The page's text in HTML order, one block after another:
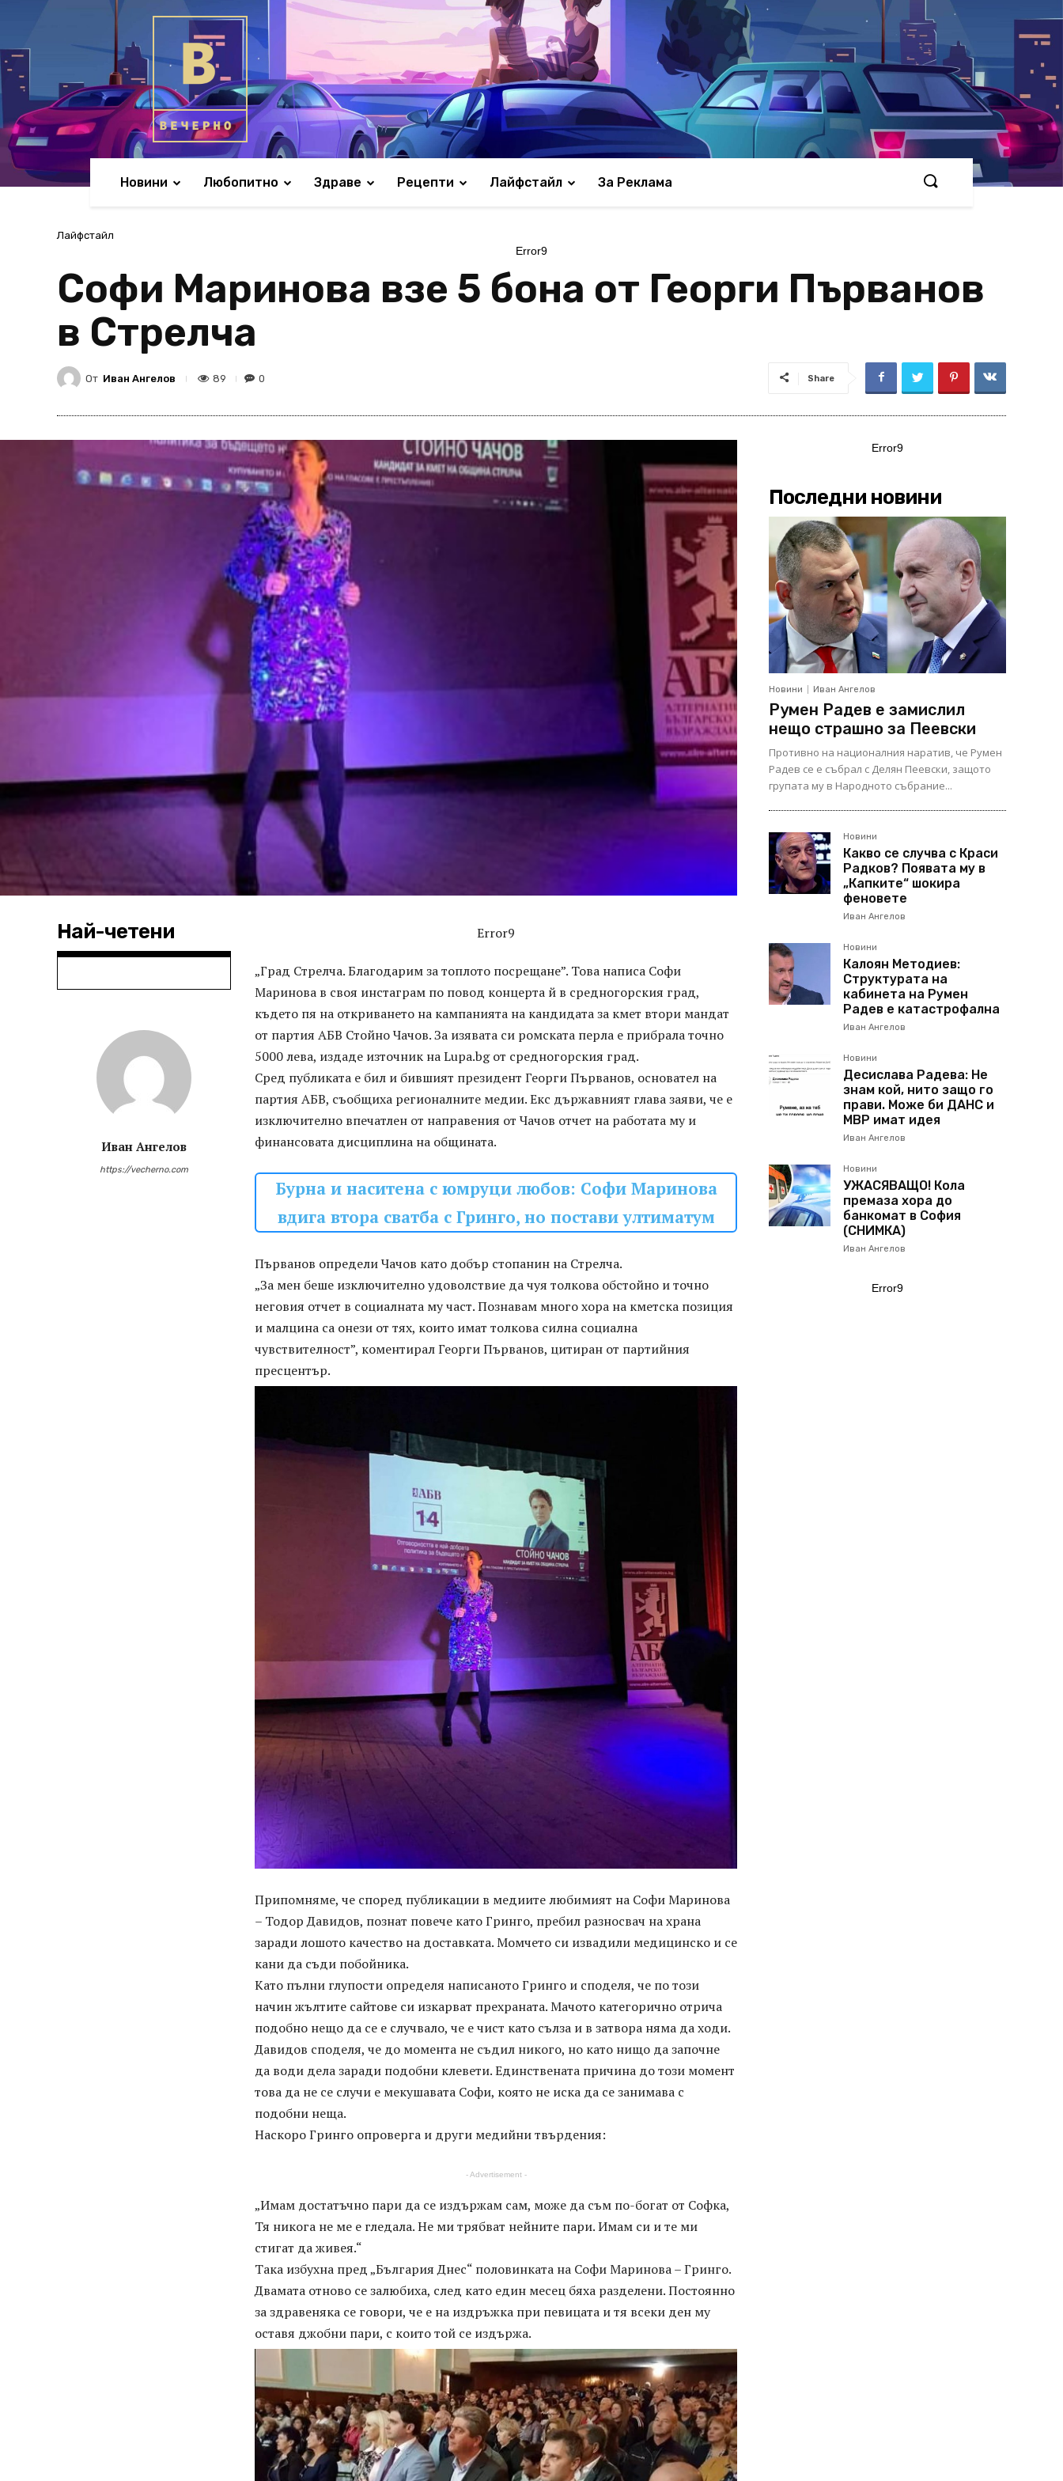
Новини Любопитно Здраве Рецепти Лайфстайл За Реклама
Лайфстайл
Error9
Софи Маринова взе 5 бона от Георги Първанов
в Стрелча
От Иван Ангелов 89 0 Share
Най-четени
Иван Ангелов
https://vecherno.com
Error9
„Град Стрелча. Благодарим за топлото посрещане”. Това написа Софи
Маринова в своя инстаграм по повод концерта й в средногорския град,
където пя на откриването на кампанията на кандидата за кмет втори мандат
от партия АБВ Стойно Чачов. За изявата си ромската перла е прибрала точно
5000 лева, издаде източник на Lupa.bg от средногорския град.
Сред публиката е бил и бившият президент Георги Първанов, основател на
партия АБВ, съобщиха регионалните медии. Екс държавният глава заяви, че е
изключително впечатлен от направения от Чачов отчет на работата му и
финансовата дисциплина на общината.
Бурна и наситена с юмруци любов: Софи Маринова
вдига втора сватба с Гринго, но постави ултиматум
Първанов определи Чачов като добър стопанин на Стрелча.
„За мен беше изключително удоволствие да чуя толкова обстойно и точно
неговия отчет в социалната му част. Познавам много хора на кметска позиция
и малцина са онези от тях, които имат толкова силна социална
чувствителност”, коментирал Георги Първанов, цитиран от партийния
пресцентър.
Припомняме, че според публикации в медиите любимият на Софи Маринова
– Тодор Давидов, познат повече като Гринго, пребил разносвач на храна
заради лошото качество на доставката. Момчето си извадили медицинско и се
кани да съди побойника.
Като пълни глупости определя написаното Гринго и споделя, че по този
начин жълтите сайтове си изкарват прехраната. Мачото категорично отрича
подобно нещо да се е случвало, че е чист като сълза и в затвора няма да ходи.
Давидов споделя, че до момента не съдил никого, но като нищо да започне
да води дела заради подобни клевети. Единствената причина до този момент
това да не се случи е мекушавата Софи, която не иска да се занимава с
подобни неща.
Наскоро Гринго опроверга и други медийни твърдения:
- Advertisement -
„Имам достатъчно пари да се издържам сам, може да съм по-богат от Софка,
Тя никога не ме е гледала. Не ми трябват нейните пари. Имам си и те ми
стигат да живея.“
Така избухна пред „България Днес“ половинката на Софи Маринова – Гринго.
Двамата отново се залюбиха, след като един месец бяха разделени. Постоянно
за здравеняка се говори, че е на издръжка при певицата и тя всеки ден му
оставя джобни пари, с които той се издържа.
Error9
Последни новини
Новини Иван Ангелов
Румен Радев е замислил
нещо страшно за Пеевски
Противно на националния наратив, че Румен
Радев се е събрал с Делян Пеевски, защото
групата му в Народното събрание...
Новини
Какво се случва с Краси
Радков? Появата му в
„Капките“ шокира
феновете
Иван Ангелов
Новини
Калоян Методиев:
Структурата на
кабинета на Румен
Радев е катастрофална
Иван Ангелов
Новини
Десислава Радева: Не
знам кой, нито защо го
прави. Може би ДАНС и
МВР имат идея
Иван Ангелов
Новини
УЖАСЯВАЩО! Кола
премаза хора до
банкомат в София
(СНИМКА)
Иван Ангелов
Error9